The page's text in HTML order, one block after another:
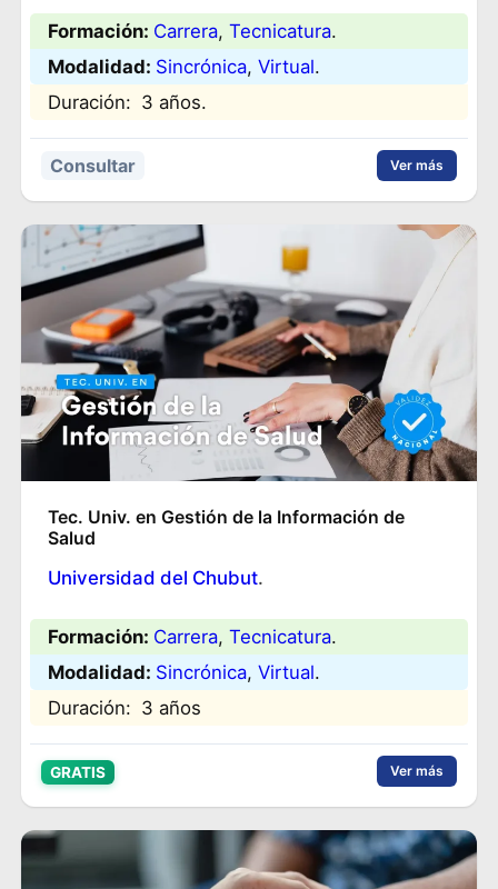
Formación: Carrera, Tecnicatura.
Modalidad: Sincrónica, Virtual.
Duración: 3 años.
Consultar Ver más
Tec. Univ. en Gestión de la Información de
Salud
Universidad del Chubut.
Formación: Carrera, Tecnicatura.
Modalidad: Sincrónica, Virtual.
Duración: 3 años
GRATIS Ver más